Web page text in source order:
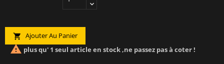
 Ajouter Au Panier
 plus qu' 1 seul article en stock ,ne passez pas à coter !